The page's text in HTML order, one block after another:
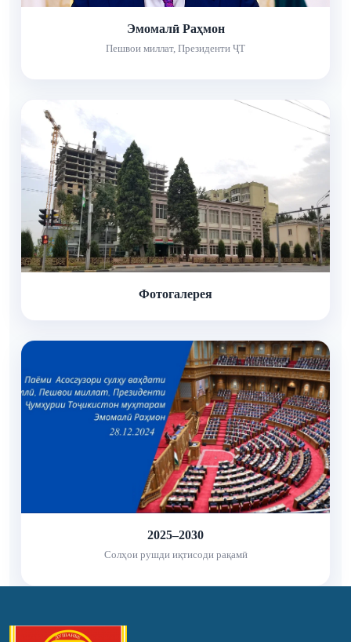
Эмомалӣ Раҳмон
Пешвои миллат, Президенти ҶТ
Фотогалерея
2025–2030
Солҳои рушди иқтисоди рақамӣ